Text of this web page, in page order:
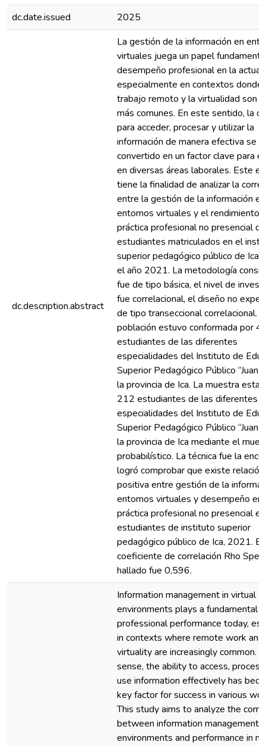
dc.date.issued
2025
dc.description.abstract
La gestión de la información en
virtuales juega un papel
desempeño profesional en la
especialmente en contextos donde
trabajo remoto y la virtualidad son
más comunes. En este sentido, la
para acceder, procesar y utilizar la
información de manera efectiva se
convertido en un factor clave para
en diversas áreas laborales. Este
tiene la finalidad de analizar la
entre la gestión de la información en
entornos virtuales y el rendimiento
práctica profesional no presencial
estudiantes matriculados en el
superior pedagógico público de Ica
el año 2021. La metodología
fue de tipo básica, el nivel de
fue correlacional, el diseño no
de tipo transeccional correlacional.
población estuvo conformada por
estudiantes de las diferentes
especialidades del Instituto de
Superior Pedagógico Público “Juan
la provincia de Ica. La muestra
212 estudiantes de las diferentes
especialidades del Instituto de
Superior Pedagógico Público “Juan
la provincia de Ica mediante el
probabilístico. La técnica fue la
logró comprobar que existe relación
positiva entre gestión de la
entornos virtuales y desempeño en
práctica profesional no presencial en
estudiantes de instituto superior
pedagógico público de Ica, 2021. El
coeficiente de correlación Rho
hallado fue 0,596.
Information management in virtual
environments plays a fundamental
professional performance today,
in contexts where remote work and
virtuality are increasingly common.
sense, the ability to access,
use information effectively has
key factor for success in various
This study aims to analyze the
between information management
environments and performance in